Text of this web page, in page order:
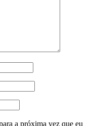
a próxima vez que eu